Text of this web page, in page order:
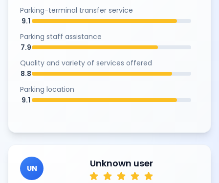
Parking-terminal transfer service
9.1
Parking staff assistance
7.9
Quality and variety of services offered
8.8
Parking location
9.1
UN Unknown user
star star star star star